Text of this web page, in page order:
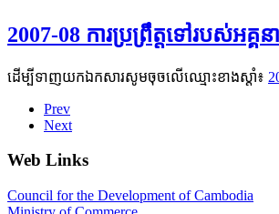
2007-08 ការប្រព្រឹត្តទៅរបស់អ
ដើម្បីទាញយកឯកសារសូមចុចលើឈ្មោះខាងស្តាំ៖
Prev
Next
Web Links
Council for the Development of Cambodia